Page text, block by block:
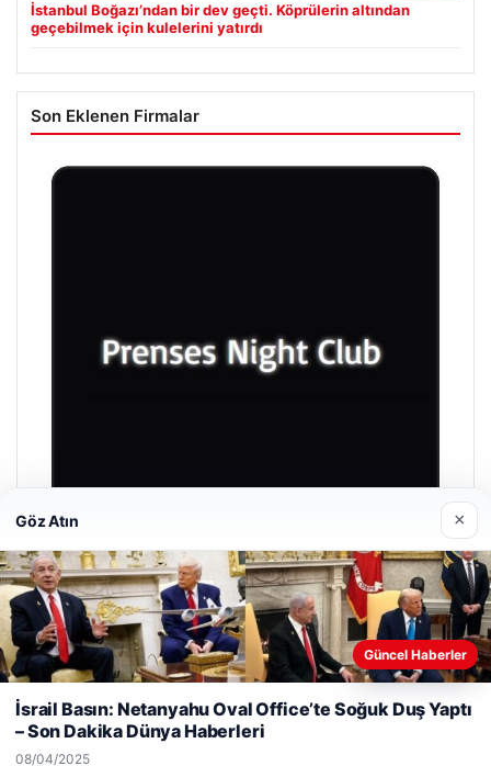
İstanbul Boğazı’ndan bir dev geçti. Köprülerin altından
geçebilmek için kulelerini yatırdı
Son Eklenen Firmalar
Prenses Night Club
29/04/2026
Web sitemizi nasıl kullandığınızı daha iyi anlayabilmek,
kullanıyoruz.Çerez Politikamız
Kabul Et
Göz Atın ×
Güncel Haberler
İsrail Basın: Netanyahu Oval Office’te Soğuk Duş Yaptı
– Son Dakika Dünya Haberleri
08/04/2025